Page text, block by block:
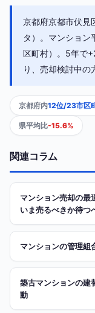
京都府京都市伏見
タ）。マンショ
区町村）。5年で
り、売却検討中の
京都府内12位/23市区
県平均比-15.6%
関連コラム
マンション売却の
いま売るべきか待つ
マンションの管理
築古マンションの
動